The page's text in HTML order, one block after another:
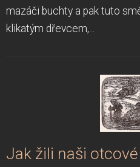
mazáči buchty a pak tuto
klikatým dřevcem,...
Jak žili naši